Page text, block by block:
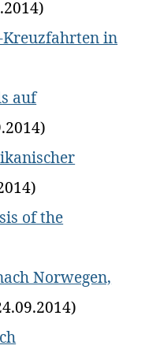
Kreuzfahrten in
auf
of the
Norwegen,